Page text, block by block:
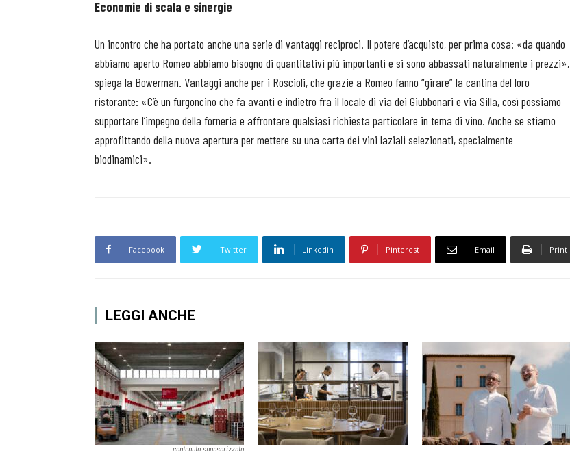
Economie di scala e sinergie
Un incontro che ha portato anche una serie di vantaggi reciproci. Il potere d’acquisto, per prima cosa: «da quando
abbiamo aperto Romeo abbiamo bisogno di quantitativi più importanti e si sono abbassati naturalmente i prezzi»,
spiega la Bowerman. Vantaggi anche per i Roscioli, che grazie a Romeo fanno “girare” la cantina del loro
ristorante: «C’è un furgoncino che fa avanti e indietro fra il locale di via dei Giubbonari e via Silla, così possiamo
supportare l’impegno della forneria e affrontare qualsiasi richiesta particolare in tema di vino. Anche se stiamo
approfittando della nuova apertura per mettere su una carta dei vini laziali selezionati, specialmente
biodinamici».
Facebook Twitter Linkedin Pinterest Email Print
LEGGI ANCHE
contenuto sponsorizzato